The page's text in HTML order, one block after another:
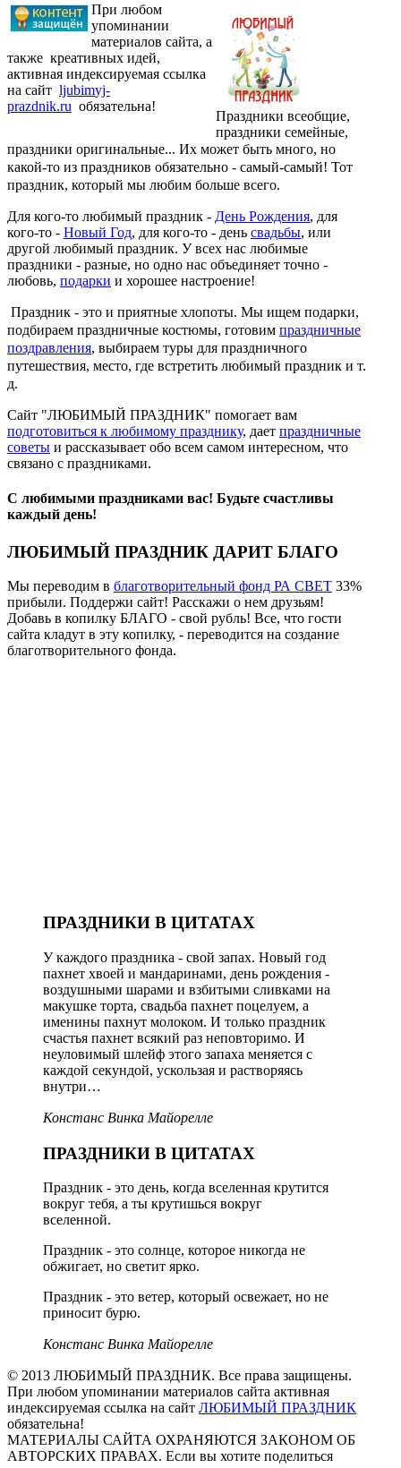
При любом
упоминании
материалов сайта, а
также креативных идей,
активная индексируемая ссылка
на сайт ljubimyj-
prazdnik.ru обязательна!
Праздники всеобщие,
праздники семейные,
праздники оригинальные... Их может быть много, но
какой-то из праздников обязательно - самый-самый! Тот
праздник, который мы любим больше всего.
Для кого-то любимый праздник - День Рождения, для
кого-то - Новый Год, для кого-то - день свадьбы, или
другой любимый праздник. У всех нас любимые
праздники - разные, но одно нас объединяет точно -
любовь, подарки и хорошее настроение!
Праздник - это и приятные хлопоты. Мы ищем подарки,
подбираем праздничные костюмы, готовим праздничные
поздравления, выбираем туры для праздничного
путешествия, место, где встретить любимый праздник и т.
д.
Сайт "ЛЮБИМЫЙ ПРАЗДНИК" помогает вам
подготовиться к любимому празднику, дает праздничные
советы и рассказывает обо всем самом интересном, что
связано с праздниками.
С любимыми праздниками вас! Будьте счастливы
каждый день!
ЛЮБИМЫЙ ПРАЗДНИК ДАРИТ БЛАГО
Мы переводим в благотворительный фонд РА СВЕТ 33%
прибыли. Поддержи сайт! Расскажи о нем друзьям!
Добавь в копилку БЛАГО - свой рубль! Все, что гости
сайта кладут в эту копилку, - переводится на создание
благотворительного фонда.
ПРАЗДНИКИ В ЦИТАТАХ
У каждого праздника - свой запах. Новый год
пахнет хвоей и мандаринами, день рождения -
воздушными шарами и взбитыми сливками на
макушке торта, свадьба пахнет поцелуем, а
именины пахнут молоком. И только праздник
счастья пахнет всякий раз неповторимо. И
неуловимый шлейф этого запаха меняется с
каждой секундой, ускользая и растворяясь
внутри…
Констанс Винка Майорелле
ПРАЗДНИКИ В ЦИТАТАХ
Праздник - это день, когда вселенная крутится
вокруг тебя, а ты крутишься вокруг
вселенной.
Праздник - это солнце, которое никогда не
обжигает, но светит ярко.
Праздник - это ветер, который освежает, но не
приносит бурю.
Констанс Винка Майорелле
© 2013 ЛЮБИМЫЙ ПРАЗДНИК. Все права защищены.
При любом упоминании материалов сайта активная
индексируемая ссылка на сайт ЛЮБИМЫЙ ПРАЗДНИК
обязательна!
МАТЕРИАЛЫ САЙТА ОХРАНЯЮТСЯ ЗАКОНОМ ОБ
АВТОРСКИХ ПРАВАХ. Если вы хотите поделиться